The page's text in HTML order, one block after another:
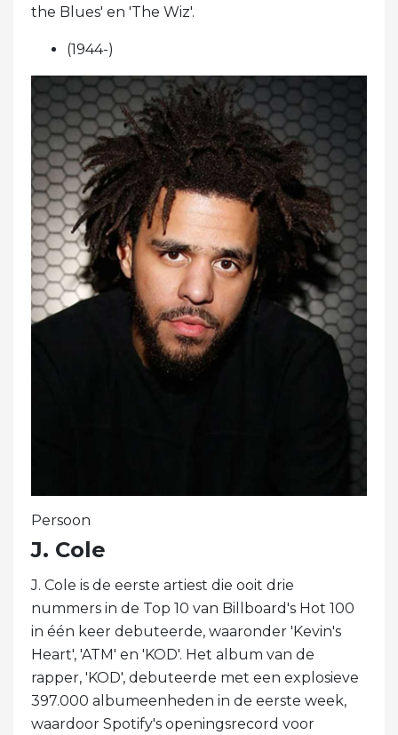
the Blues' en 'The Wiz'.
(1944-)
Persoon
J. Cole
J. Cole is de eerste artiest die ooit drie
nummers in de Top 10 van Billboard's Hot 100
in één keer debuteerde, waaronder 'Kevin's
Heart', 'ATM' en 'KOD'. Het album van de
rapper, 'KOD', debuteerde met een explosieve
397.000 albumeenheden in de eerste week,
waardoor Spotify's openingsrecord voor